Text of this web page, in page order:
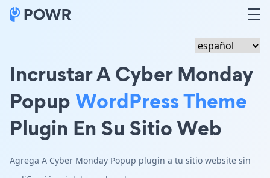
Incrustar A Cyber Monday
PopupWordPress Theme
Plugin En Su Sitio Web
Agrega A Cyber Monday Popup plugin a tu sitio website sin